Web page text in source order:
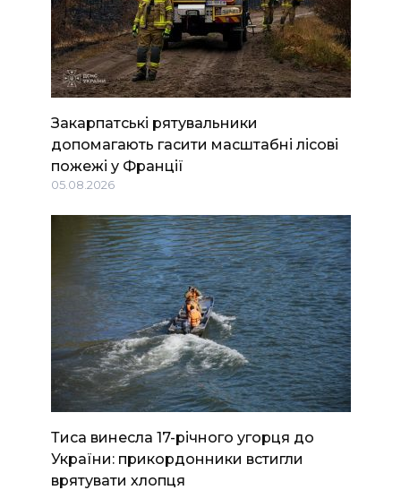
Закарпатські рятувальники
допомагають гасити масштабні лісові
пожежі у Франції
05.08.2026
Тиса винесла 17-річного угорця до
України: прикордонники встигли
врятувати хлопця